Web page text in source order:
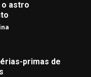
o astro
primas de